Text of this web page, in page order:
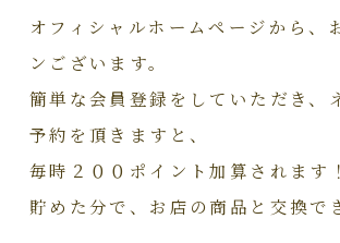
オフィシャルホームページから、
ンございます。
簡単な会員登録をしていただき、
予約を頂きますと、
毎時２００ポイント加算されます！
貯めた分で、お店の商品と交換で